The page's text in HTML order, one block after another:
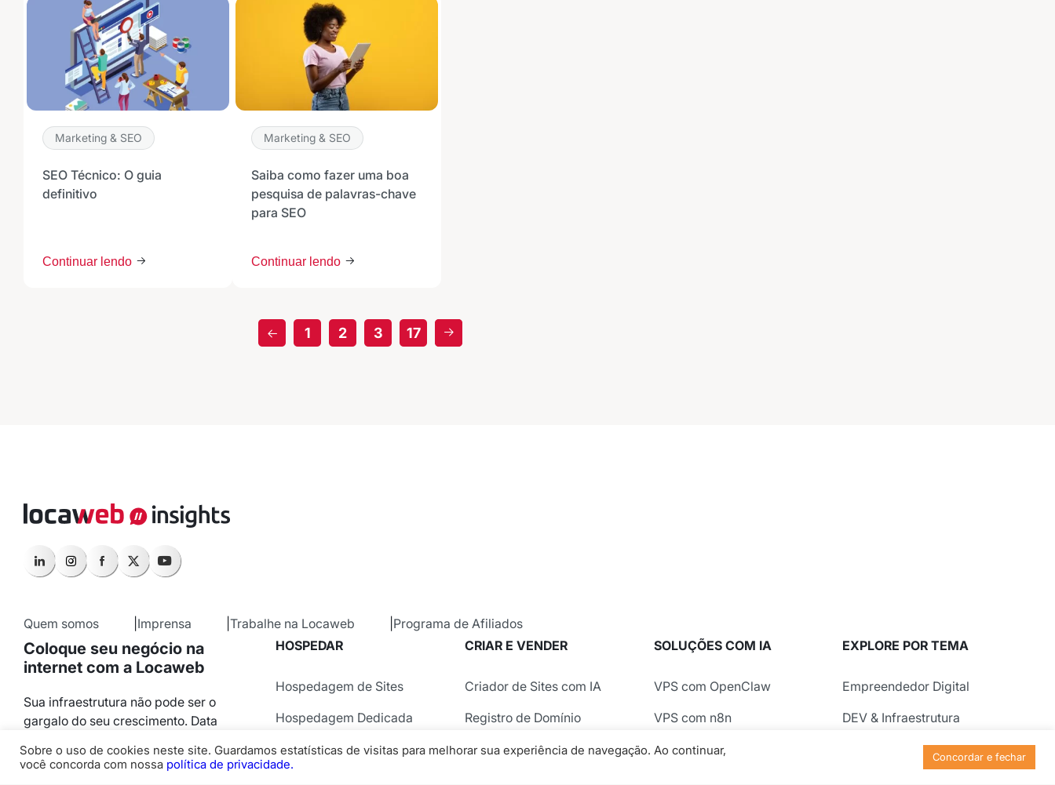
Marketing & SEO
SEO Técnico: O guia
definitivo
Continuar lendo
Marketing & SEO
Saiba como fazer uma boa
pesquisa de palavras-chave
para SEO
Continuar lendo
1 2 3 17
Quem somos Imprensa Trabalhe na Locaweb Programa de Afiliados
Coloque seu negócio na
internet com a Locaweb
Sua infraestrutura não pode ser o
gargalo do seu crescimento. Data
solo brasileiro.
HOSPEDAR
Hospedagem de Sites
Hospedagem Dedicada
Servidor VPS
CRIAR E VENDER
Criador de Sites com IA
Registro de Domínio
E-mail Profissional
SOLUÇÕES COM IA
VPS com OpenClaw
VPS com n8n
Hospedagem com IA
EXPLORE POR TEMA
Empreendedor Digital
DEV & Infraestrutura
Marketing & SEO
Sobre o uso de cookies neste site. Guardamos estatísticas de visitas para melhorar sua experiência de navegação. Ao continuar,
você concorda com nossa política de privacidade.
Concordar e fechar